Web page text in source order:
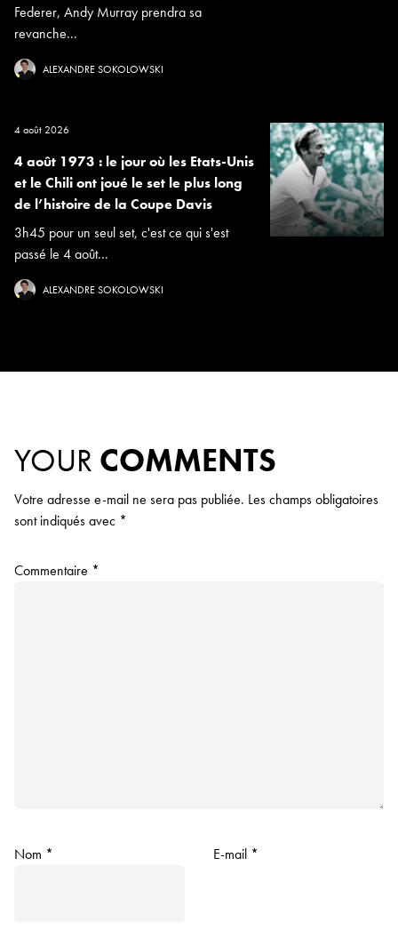
Federer, Andy Murray prendra sa
revanche...
ALEXANDRE SOKOLOWSKI
4 août 2026
4 août 1973 : le jour où les Etats-Unis
et le Chili ont joué le set le plus long
de l’histoire de la Coupe Davis
3h45 pour un seul set, c'est ce qui s'est
passé le 4 août...
ALEXANDRE SOKOLOWSKI
YOUR COMMENTS
Votre adresse e-mail ne sera pas publiée. Les champs obligatoires
sont indiqués avec *
Commentaire *
Nom * E-mail *